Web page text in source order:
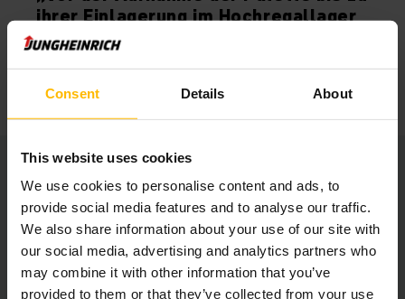
Consent Details About
This website uses cookies
We use cookies to personalise content and ads, to
provide social media features and to analyse our traffic.
We also share information about your use of our site with
our social media, advertising and analytics partners who
may combine it with other information that you’ve
provided to them or that they’ve collected from your use
ihrer Einlagerung im Hochregallager
werden unsere Fahrer optimal durch
Referenzblatt Wahl & Co
PDF(249,6 KB)